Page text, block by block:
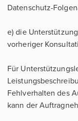
Datenschutz-
e) die
vorheriger
Für
Fehlverhalten des
kann der